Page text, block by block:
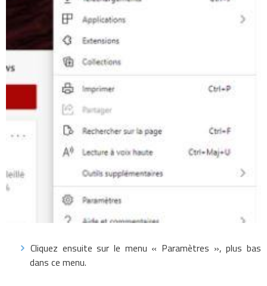
Cliquez ensuite sur le menu « Paramètres », plus bas
dans ce menu.